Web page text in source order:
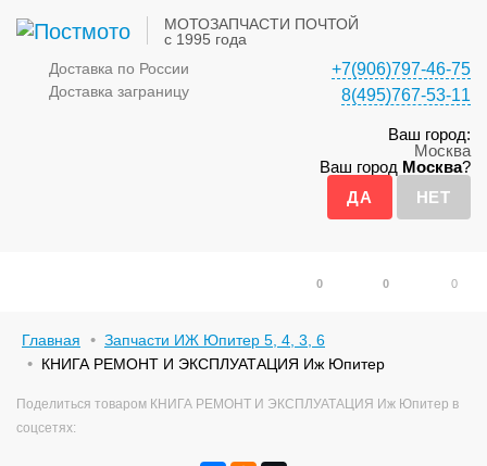
МОТОЗАПЧАСТИ ПОЧТОЙ
с 1995 года
Доставка по России
Доставка заграницу
+7(906)797-46-75
8(495)767-53-11
Ваш город:
Москва
Ваш город Москва?
0
0 0
Главная
Запчасти ИЖ Юпитер 5, 4, 3, 6
КНИГА РЕМОНТ И ЭКСПЛУАТАЦИЯ Иж Юпитер
Поделиться товаром КНИГА РЕМОНТ И ЭКСПЛУАТАЦИЯ Иж Юпитер в
соцсетях: